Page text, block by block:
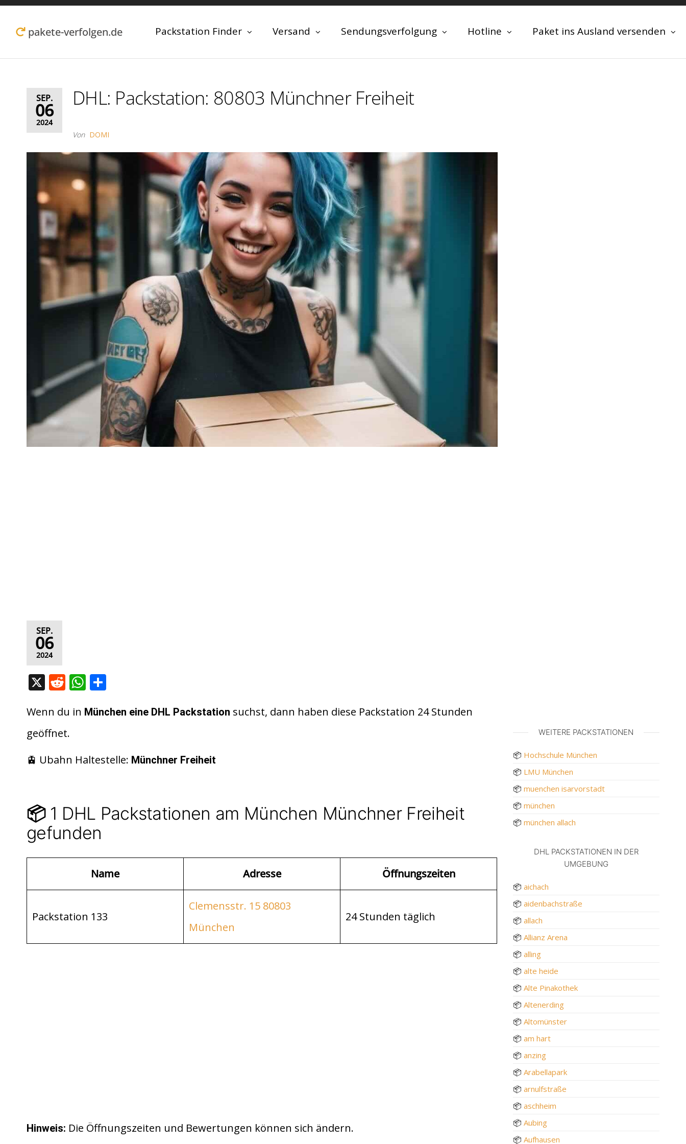
Zum
Inhalt pakete-verfolgen.de Packstation Finder Versand Sendungsverfolgung Hotline Paket ins Ausland versenden
SEP.
06
2024
DHL: Packstation: 80803 Münchner Freiheit
Von DOMI
SEP.
06
2024
X R
d
di
W
at
p
le
Wenn du in München eine DHL Packstation suchst, dann haben diese Packstation 24 Stunden
geöffnet.
🚊 Ubahn Haltestelle: Münchner Freiheit
📦1 DHL Packstationen am München Münchner Freiheit
gefunden
Name Adresse Öffnungszeiten
Packstation 133
Clemensstr. 15 80803
München
24 Stunden täglich
Hinweis: Die Öffnungszeiten und Bewertungen können sich ändern.
WEITERE PACKSTATIONEN
📦 Hochschule München
📦 LMU München
📦 muenchen isarvorstadt
📦 münchen
📦 münchen allach
DHL PACKSTATIONEN IN DER
UMGEBUNG
📦 aichach
📦 aidenbachstraße
📦 allach
📦 Allianz Arena
📦 alling
📦 alte heide
📦 Alte Pinakothek
📦 Altenerding
📦 Altomünster
📦 am hart
📦 anzing
📦 Arabellapark
📦 arnulfstraße
📦 aschheim
📦 Aubing
📦 Aufhausen